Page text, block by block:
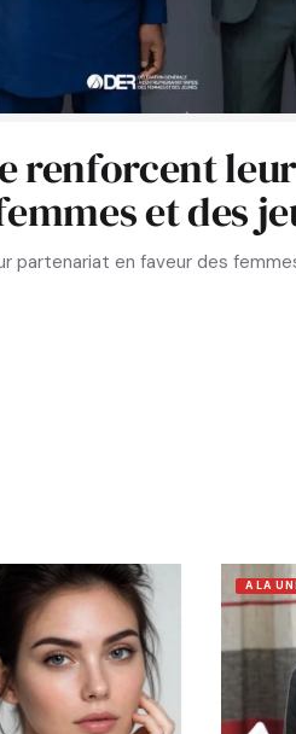
renforcent
et des
partenariat en faveur des
A LA